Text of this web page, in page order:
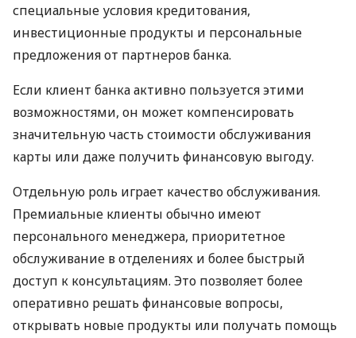
специальные условия кредитования,
инвестиционные продукты и персональные
предложения от партнеров банка.
Если клиент банка активно пользуется этими
возможностями, он может компенсировать
значительную часть стоимости обслуживания
карты или даже получить финансовую выгоду.
Отдельную роль играет качество обслуживания.
Премиальные клиенты обычно имеют
персонального менеджера, приоритетное
обслуживание в отделениях и более быстрый
доступ к консультациям. Это позволяет более
оперативно решать финансовые вопросы,
открывать новые продукты или получать помощь